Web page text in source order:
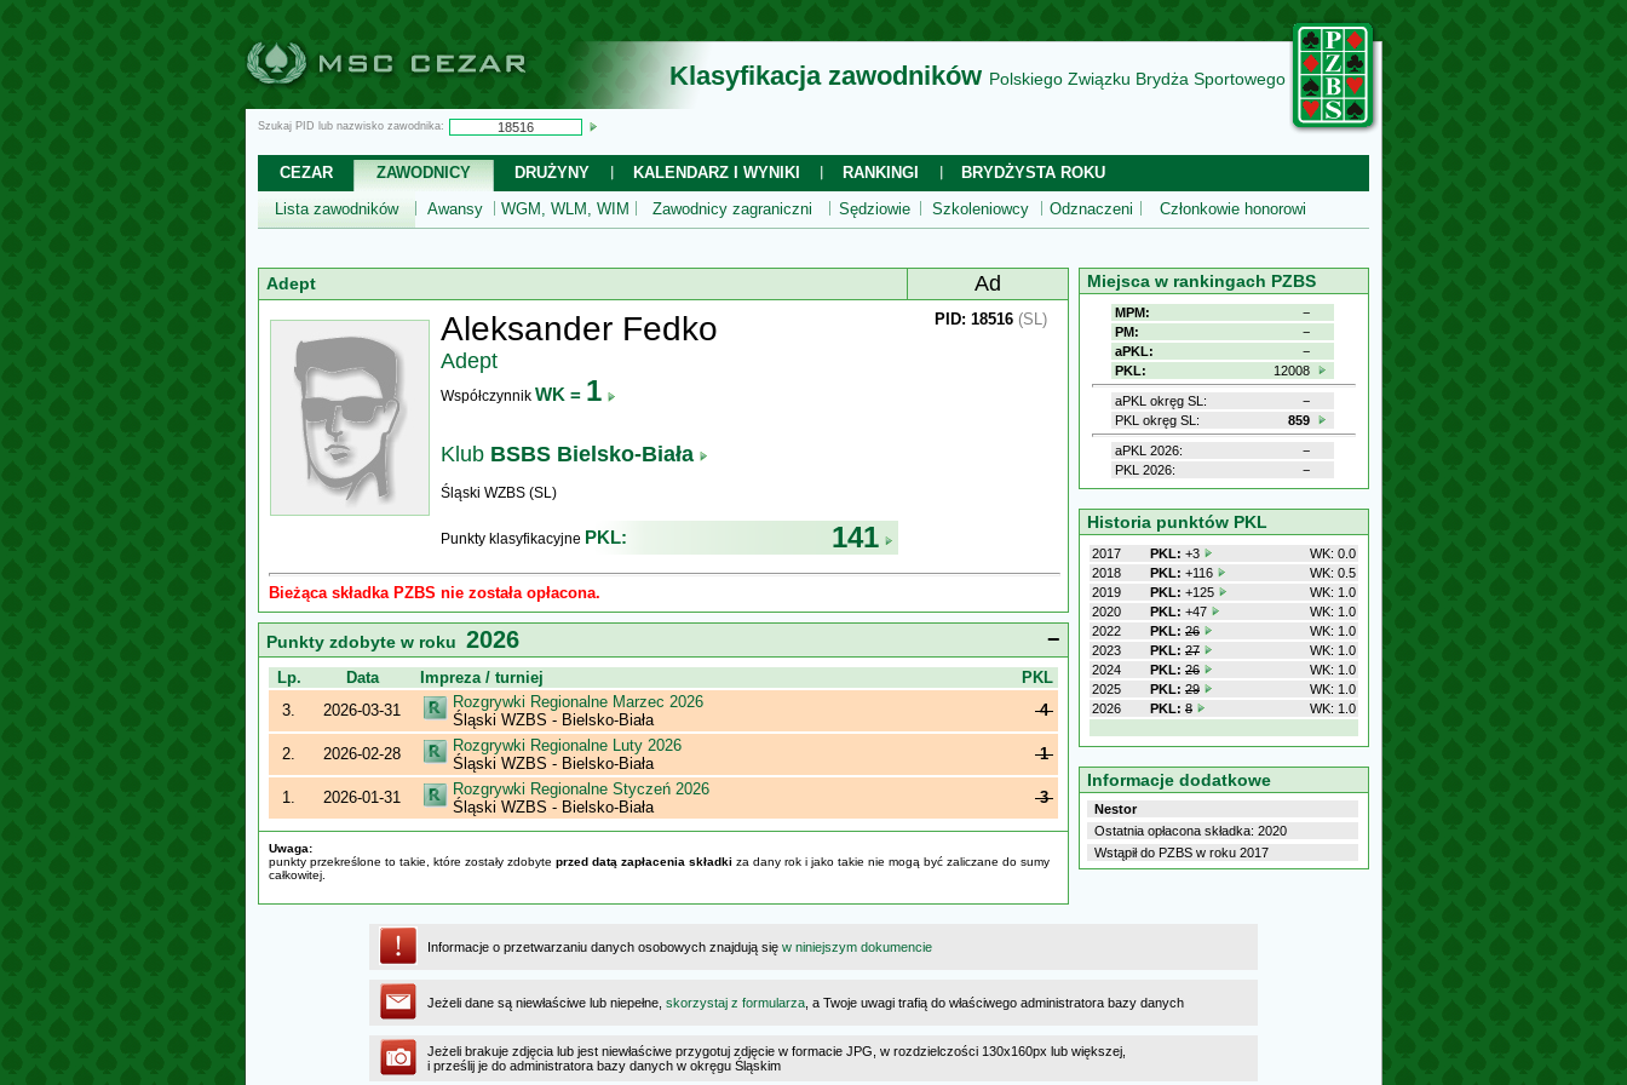
Klasyfikacja zawodników Polskiego Związku Brydża Sportowego
Szukaj PID lub nazwisko zawodnika:
CEZAR ZAWODNICY DRUŻYNY KALENDARZ I WYNIKI RANKINGI
BRYDŻYSTA ROKU
Lista zawodników
Awansy WGM, WLM, WIM Zawodnicy zagraniczni Sędziowie Szkoleniowcy Odznaczeni Członkowie honorowi
Adept Ad
Aleksander Fedko
Adept
Współczynnik WK = 1
Klub BSBS Bielsko-Biała
Śląski WZBS (SL)
Punkty klasyfikacyjne PKL: 141
PID: 18516 (SL)
Bieżąca składka PZBS nie została opłacona.
Punkty zdobyte w roku 2026 −
Lp. Data Impreza / turniej
PKL
3.
2026-03-31
Rozgrywki Regionalne Marzec 2026
Śląski WZBS - Bielsko-Biała
4
2. 2026-02-28
Rozgrywki Regionalne Luty 2026
Śląski WZBS - Bielsko-Biała
1
1. 2026-01-31
Rozgrywki Regionalne Styczeń 2026
Śląski WZBS - Bielsko-Biała
3
Uwaga:
punkty przekreślone to takie, które zostały zdobyte przed datą zapłacenia składki za dany rok i jako takie nie mogą być zaliczane do sumy
całkowitej.
Miejsca w rankingach PZBS
MPM:
−
PM:
−
aPKL:
−
PKL:
12008
aPKL okręg SL:
−
PKL okręg SL:
859
aPKL 2026:
−
PKL 2026:
−
Historia punktów PKL
2017 PKL: +3
WK: 0.0
2018
PKL: +116
WK: 0.5
2019
PKL: +125
WK: 1.0
2020
PKL: +47
WK: 1.0
2022
PKL: 26
WK: 1.0
2023
PKL: 27
WK: 1.0
2024
PKL: 26
WK: 1.0
2025
PKL: 29
WK: 1.0
2026
PKL: 8 WK: 1.0
Informacje dodatkowe
Nestor
Ostatnia opłacona składka: 2020
Wstąpił do PZBS w roku 2017
Informacje o przetwarzaniu danych osobowych znajdują się w niniejszym dokumencie
Jeżeli dane są niewłaściwe lub niepełne, skorzystaj z formularza , a Twoje uwagi trafią do właściwego administratora bazy danych
Jeżeli brakuje zdjęcia lub jest niewłaściwe przygotuj zdjęcie w formacie JPG, w rozdzielczości 130x160px lub większej,
i prześlij je do administratora bazy danych w okręgu Śląskim